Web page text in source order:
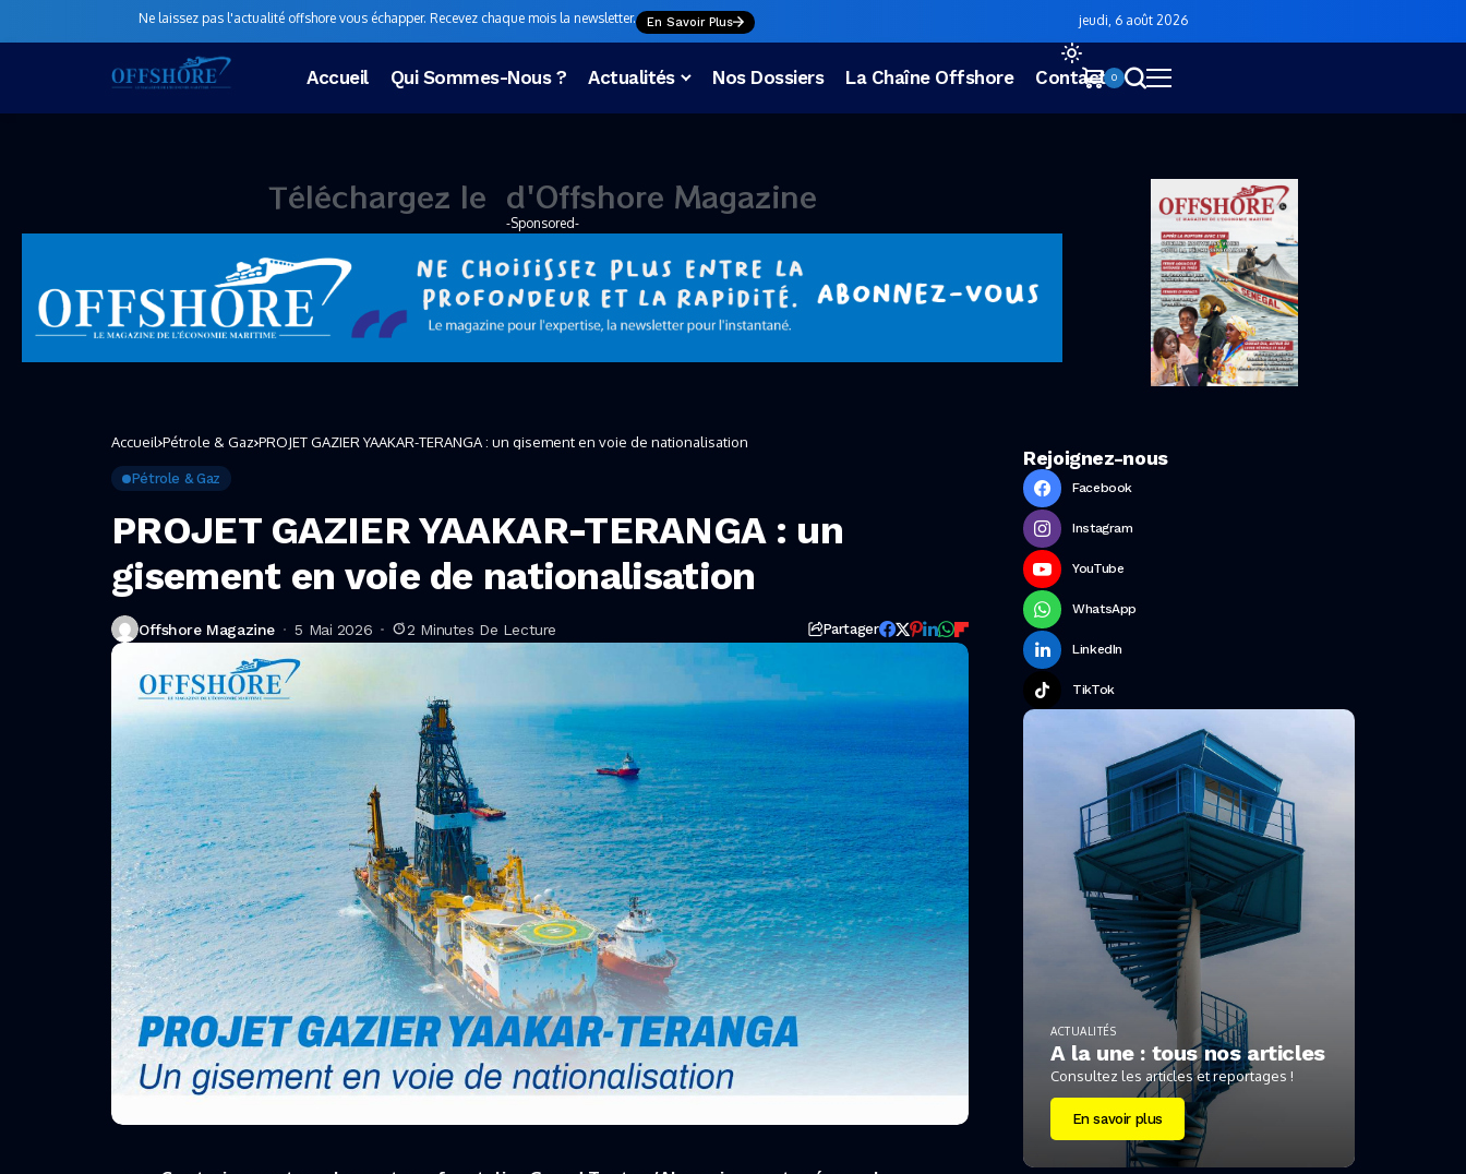
Ne laissez pas l'actualité offshore vous échapper. Recevez chaque mois la newsletter. En Savoir Plus jeudi, 6 août 2026
Accueil Qui Sommes-Nous ? Actualités Nos Dossiers La Chaîne Offshore Contact 0
Téléchargez le n ou eau d'Offshore Magazine
-Sponsored-
Accueil Pétrole & Gaz PROJET GAZIER YAAKAR-TERANGA : un gisement en voie de nationalisation
Pétrole & Gaz
PROJET GAZIER YAAKAR-TERANGA : un
gisement en voie de nationalisation
Offshore Magazine 5 Mai 2026 2 Minutes De Lecture Partager
Rejoignez-nous
Facebook
Instagram
YouTube
WhatsApp
LinkedIn
TikTok
ACTUALITÉS
A la une : tous nos articles
Consultez les articles et reportages !
En savoir plus